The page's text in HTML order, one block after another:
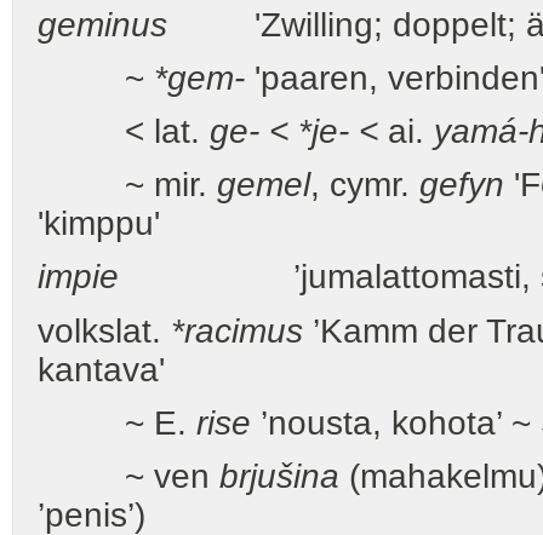
geminus 'Zwilling; doppelt;
~ *gem- 'paaren,
< lat. ge- < *je- < ai. yamá-
~ mir. gemel, cymr. gefyn
'kimppu'
impie
’jumalattomasti,
volkslat. *racimus ’Kamm der
kantava'
~ E. rise ’nousta, kohota’
~ ven brjušina
’penis’)